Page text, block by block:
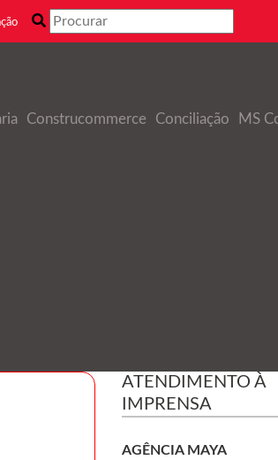
Construcommerce Conciliação MS
ATENDIMENTO À
IMPRENSA
AGÊNCIA MAYA